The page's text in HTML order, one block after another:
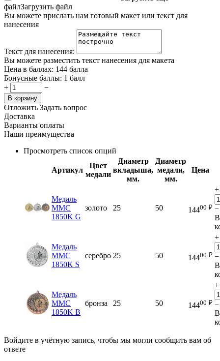
файлЗагрузить файл
Вы можете прислать нам готовый макет или текст для
нанесения
Текст для нанесения:
Вы можете разместить текст нанесения для макета
Цена в баллах: 144 балла
Бонусные баллы: 1 балл
+
−
В корзину
Отложить Задать вопрос
Доставка
Варианты оплаты
Наши преимущества
Просмотреть список опций
Артикул
Цвет
медали
Диаметр
вкладыша,
мм.
Диаметр
медали,
мм.
Цена
Медаль
MMC
1850K G
золото 25 50 14400 ₽
+
−
В
Медаль
MMC
1850K S
серебро 25 50 14400 ₽
+
−
В
Медаль
MMC
1850K B
бронза 25 50 14400 ₽
+
−
В
Войдите в учётную запись, чтобы мы могли сообщить вам об
ответе